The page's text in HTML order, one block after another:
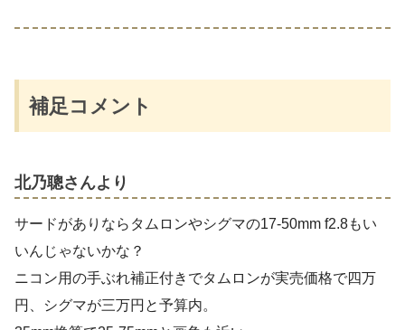
補足コメント
北乃聰さんより
サードがありならタムロンやシグマの17-50mm f2.8もい
いんじゃないかな？
ニコン用の手ぶれ補正付きでタムロンが実売価格で四万
円、シグマが三万円と予算内。